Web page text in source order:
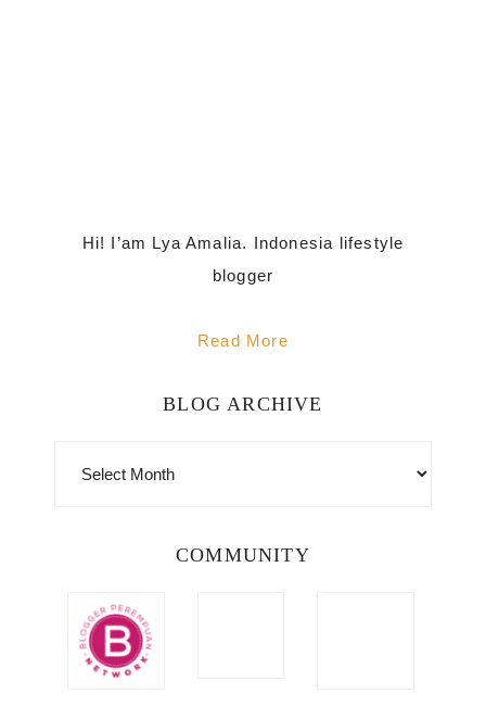
Hi! I’am Lya Amalia. Indonesia lifestyle
blogger
Read More
BLOG ARCHIVE
COMMUNITY